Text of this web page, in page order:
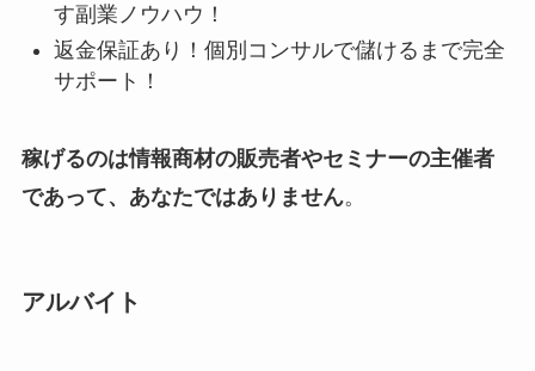
す副業ノウハウ！
返金保証あり！個別コンサルで儲けるまで完全
サポート！
稼げるのは情報商材の販売者やセミナーの主催者
であって、あなたではありません。
アルバイト